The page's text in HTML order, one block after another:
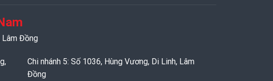
Lâm Đồng
Chi nhánh 5: Số 1036, Hùng Vương, Di Linh, Lâm
Đồng